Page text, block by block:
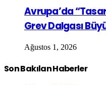
Avrupa’da
Grev Dalgası
Ağustos 1, 2026
Son Bakılan Haberler